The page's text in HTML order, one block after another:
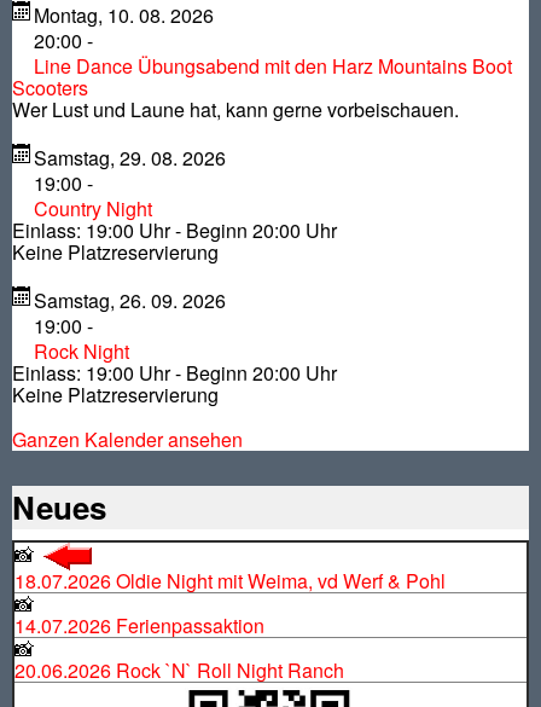
Montag, 10. 08. 2026
20:00 -
Line Dance Übungsabend mit den Harz Mountains Boot
Scooters
Wer Lust und Laune hat, kann gerne vorbeischauen.
Samstag, 29. 08. 2026
19:00 -
Country Night
Einlass: 19:00 Uhr - Beginn 20:00 Uhr
Keine Platzreservierung
Samstag, 26. 09. 2026
19:00 -
Rock Night
Einlass: 19:00 Uhr - Beginn 20:00 Uhr
Keine Platzreservierung
Ganzen Kalender ansehen
Neues
📸
18.07.2026 Oldie Night mit Weima, vd Werf & Pohl
📸
14.07.2026 Ferienpassaktion
📸
20.06.2026 Rock `N` Roll Night Ranch